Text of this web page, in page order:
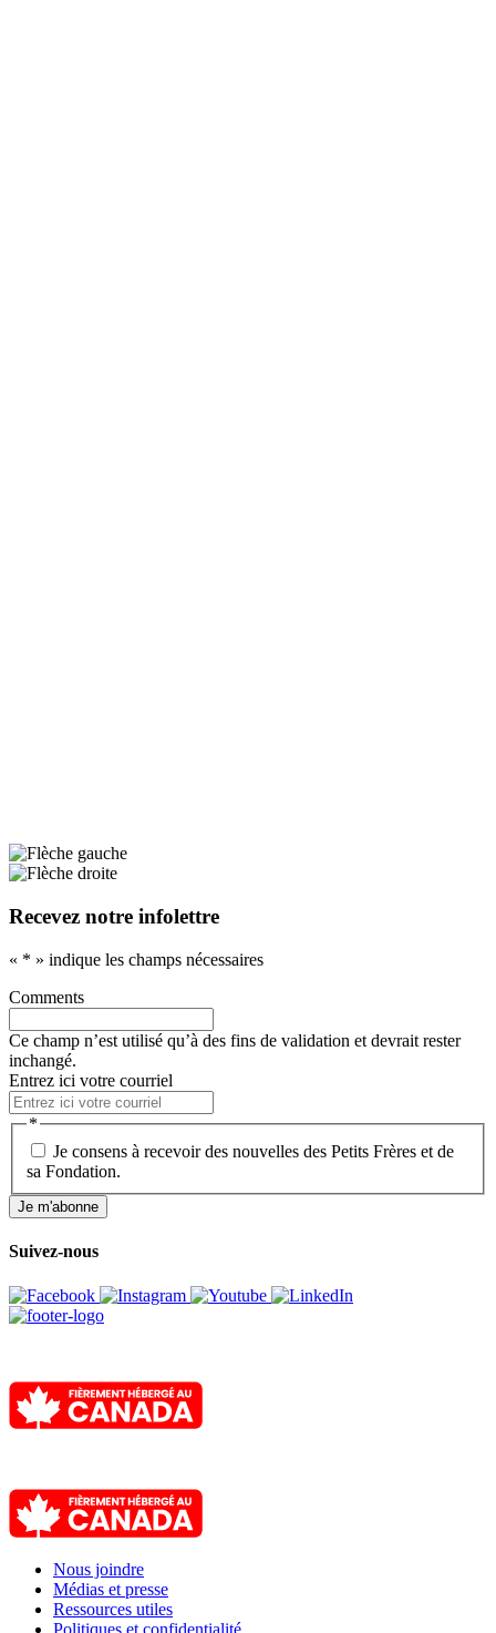
Recevez notre infolettre
« * » indique les champs nécessaires
Comments
Ce champ n’est utilisé qu’à des fins de validation et devrait rester
inchangé.
Entrez ici votre courriel
*
Je consens à recevoir des nouvelles des Petits Frères et de
sa Fondation.
Je m'abonne
Suivez-nous
Nous joindre
Médias et presse
Ressources utiles